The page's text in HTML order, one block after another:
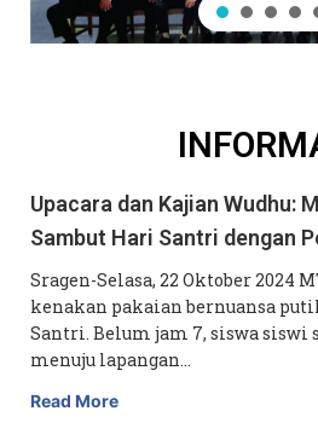
Upacara dan Kajian Wudhu:
Sambut Hari Santri dengan
Sragen-Selasa, 22 Oktober 2024
kenakan pakaian bernuansa
Santri. Belum jam 7, siswa siswi
menuju lapangan…
Read More